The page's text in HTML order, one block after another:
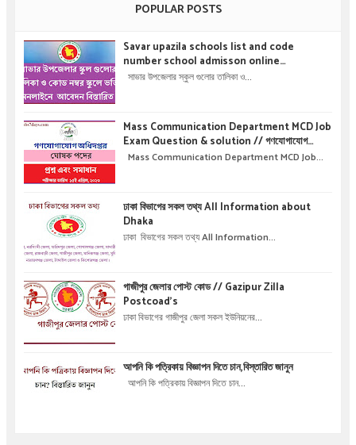
POPULAR POSTS
Savar upazila schools list and code
number school admisson online
application details !! সাভার উপজেলার স্কুল গুলোর
সাভার উপজেলার স্কুল গুলোর তালিকা ও...
Mass Communication Department MCD Job
Exam Question & solution // গণযোগাযোগ
অধিদপ্তরে নিয়োগ পরীক্ষার প্রশ্ন এবং সমাধান
Mass Communication Department MCD Job...
ঢাকা বিভাগের সকল তথ্য All Information about
Dhaka
ঢাকা বিভাগের সকল তথ্য All Information...
গাজীপুর জেলার পোস্ট কোড // Gazipur Zilla
Postcoad's
ঢাকা বিভাগের গাজীপুর জেলা সকল ইউনিয়নের...
আপনি কি পত্রিকায় বিজ্ঞাপন দিতে চান,বিস্তারিত জানুন
আপনি কি পত্রিকায় বিজ্ঞাপন দিতে চান...